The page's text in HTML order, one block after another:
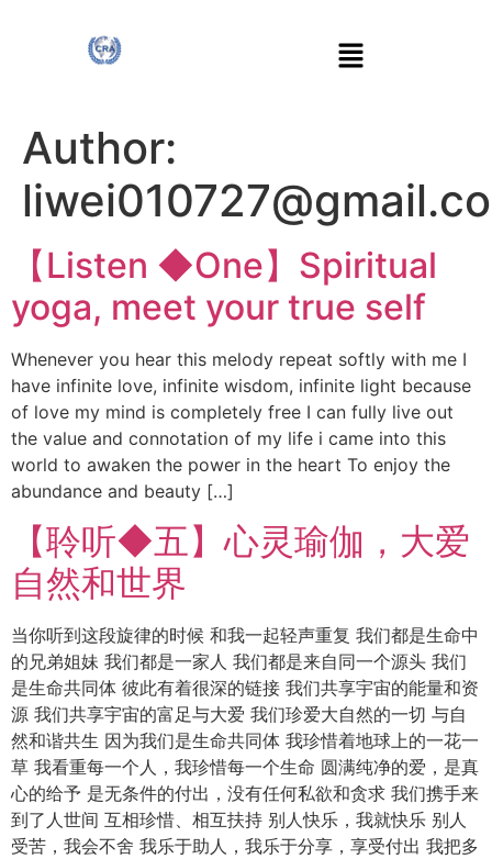
Author:
【Listen ◆One】Spiritual
yoga, meet your true self
Whenever you hear this melody repeat softly with me I
have infinite love, infinite wisdom, infinite light because
of love my mind is completely free I can fully live out
the value and connotation of my life i came into this
world to awaken the power in the heart To enjoy the
abundance and beauty […]
【聆听◆五】心灵瑜伽，大爱
自然和世界
当你听到这段旋律的时候 和我一起轻声重复 我们都是生命中
的兄弟姐妹 我们都是一家人 我们都是来自同一个源头 我们
是生命共同体 彼此有着很深的链接 我们共享宇宙的能量和资
源 我们共享宇宙的富足与大爱 我们珍爱大自然的一切 与自
然和谐共生 因为我们是生命共同体 我珍惜着地球上的一花一
草 我看重每一个人，我珍惜每一个生命 圆满纯净的爱，是真
心的给予 是无条件的付出，没有任何私欲和贪求 我们携手来
到了人世间 互相珍惜、相互扶持 别人快乐，我就快乐 别人
受苦，我会不舍 我乐于助人，我乐于分享，享受付出 我把多